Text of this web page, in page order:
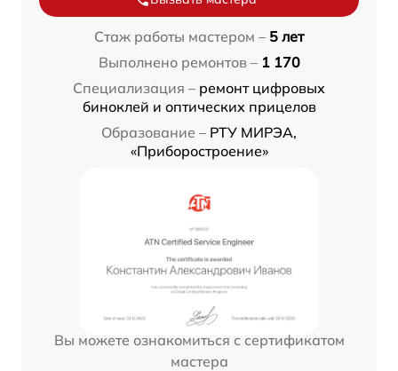
Стаж работы мастером – 5 лет
Выполнено ремонтов – 1 170
Специализация – ремонт цифровых
биноклей и оптических прицелов
Образование – РТУ МИРЭА,
«Приборостроение»
Вы можете ознакомиться с сертификатом
мастера